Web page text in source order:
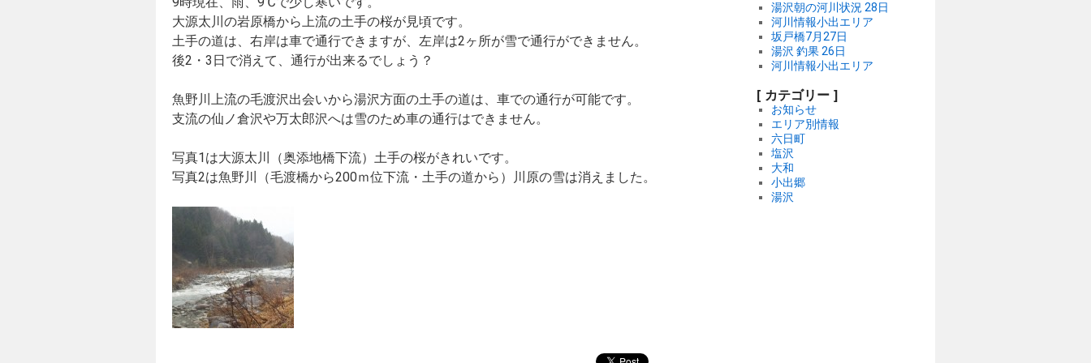
大源太川の岩原橋から上流の土手の桜が見頃です。
土手の道は、右岸は車で通行できますが、左岸は2ヶ所が雪で通行ができません。
後2・3日で消えて、通行が出来るでしょう？
魚野川上流の毛渡沢出会いから湯沢方面の土手の道は、車での通行が可能です。
支流の仙ノ倉沢や万太郎沢へは雪のため車の通行はできません。
写真1は大源太川（奥添地橋下流）土手の桜がきれいです。
写真2は魚野川（毛渡橋から200ｍ位下流・土手の道から）川原の雪は消えました。
湯沢朝の河川状況 28日
河川情報小出エリア
坂戸橋7月27日
湯沢 釣果 26日
河川情報小出エリア
[ カテゴリー ]
お知らせ
エリア別情報
六日町
塩沢
大和
小出郷
湯沢